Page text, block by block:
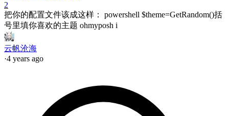
2
把你的配置文件该成这样： powershell $theme=GetRandom()括
号里填你喜欢的主题 ohmyposh i
云帆沧海
·4 years ago